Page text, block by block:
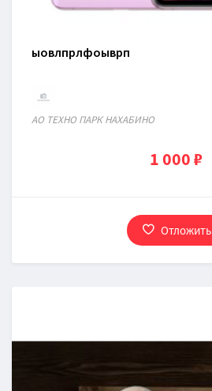
ыовлпрлфоыврп
АО ТЕХНО ПАРК НАХАБИНО
1 000 ₽
Отложить